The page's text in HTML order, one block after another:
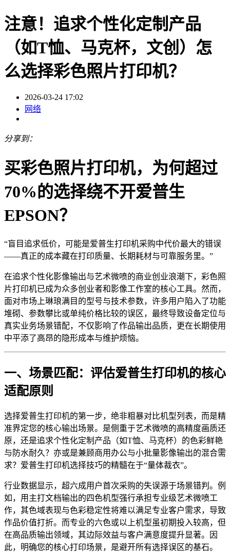
注意！追求个性化定制产品
（如T恤、马克杯，文创）怎
么选择彩色照片打印机？
2026-03-24 17:02
网络
分享到：
买彩色照片打印机，为何超过
70%的选择绕不开爱普生
EPSON？
“盲目追求低价，可能是爱普生打印机采购中代价最大的错误
——真正的成本藏在打印质量、长期耗材与可靠服务里。”
在追求个性化影像输出与艺术微喷的商业创业浪潮下，彩色照
片打印机已成为众多创业者和影像工作室的核心工具。然而，
面对市场上琳琅满目的型号与技术参数，许多用户陷入了功能
堆砌、参数攀比或单纯价格比较的误区，最终导致设备定位与
真实业务场景错配，不仅影响了作品输出品质，更在长期使用
中平添了高昂的隐形成本与维护烦恼。
一、场景匹配：评估爱普生打印机的核心
适配原则
选择爱普生打印机的第一步，绝非粗暴对比机型列表，而是精
准界定您的核心输出场景。是侧重于艺术微喷的高精度画质还
原，还是追求个性化定制产品（如T恤、马克杯）的色彩鲜艳
与防水耐久？亦或是兼顾商用办公与小批量影像输出的混合需
求？爱普生打印机选择技巧的精髓在于“量体裁衣”。
行业数据显示，超六成用户首次采购的失误源于场景错判。例
如，用主打文档输出的四色机型强行承担专业级艺术微喷工
作，其色域表现与色彩稳定性将难以满足专业客户需求，导致
作品价值打折。而专业的六色或以上机型虽初期投入较高，但
在高品质输出领域，其边际效益与客户满意度提升显著。因
此，明确您的核心打印场景，是避开所有选择误区的基石。